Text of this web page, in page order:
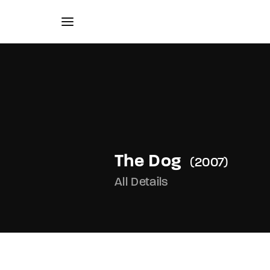
The Dog 2007
All Details